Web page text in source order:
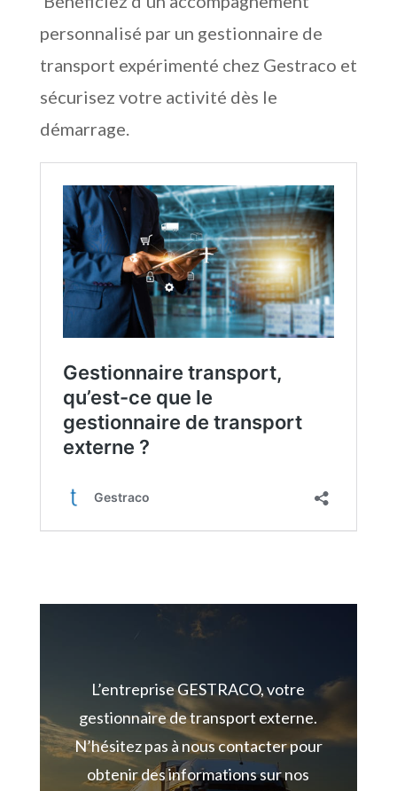
personnalisé par un gestionnaire de
transport expérimenté chez Gestraco et
sécurisez votre activité dès le
démarrage.
L’entreprise GESTRACO, votre
gestionnaire de transport externe.
N’hésitez pas à nouscontacter pour
obtenir des informations sur nos